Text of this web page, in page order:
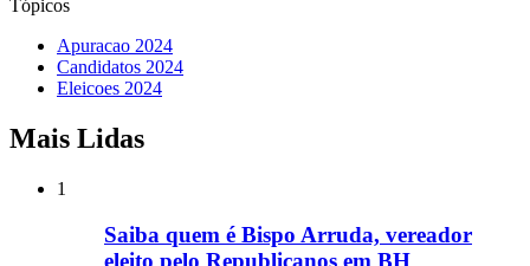
Tópicos
Apuracao 2024
Candidatos 2024
Eleicoes 2024
Mais Lidas
1
Saiba quem é Bispo Arruda, vereador
eleito pelo Republicanos em BH